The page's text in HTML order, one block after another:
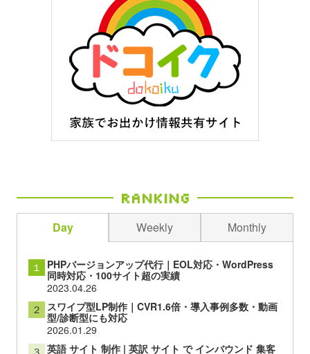
Ranking
Day Weekly Monthly
１ PHPバージョンアップ代行｜EOL対応・WordPress
同時対応・100サイト超の実績
2023.04.26
２ スワイプ型LP制作｜CVR1.6倍・導入事例多数・動画
型/診断型にも対応
2026.01.29
英語 サイト 制作 | 英訳 サイト で インバウンド 集客